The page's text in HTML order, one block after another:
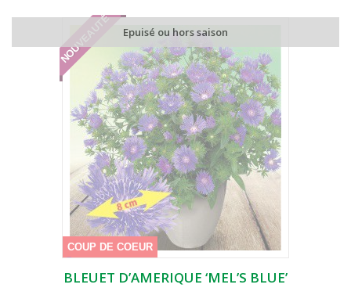
Epuisé ou hors saison
COUP DE COEUR
NOUVEAUTÉ
BLEUET D’AMERIQUE ‘MEL’S BLUE’